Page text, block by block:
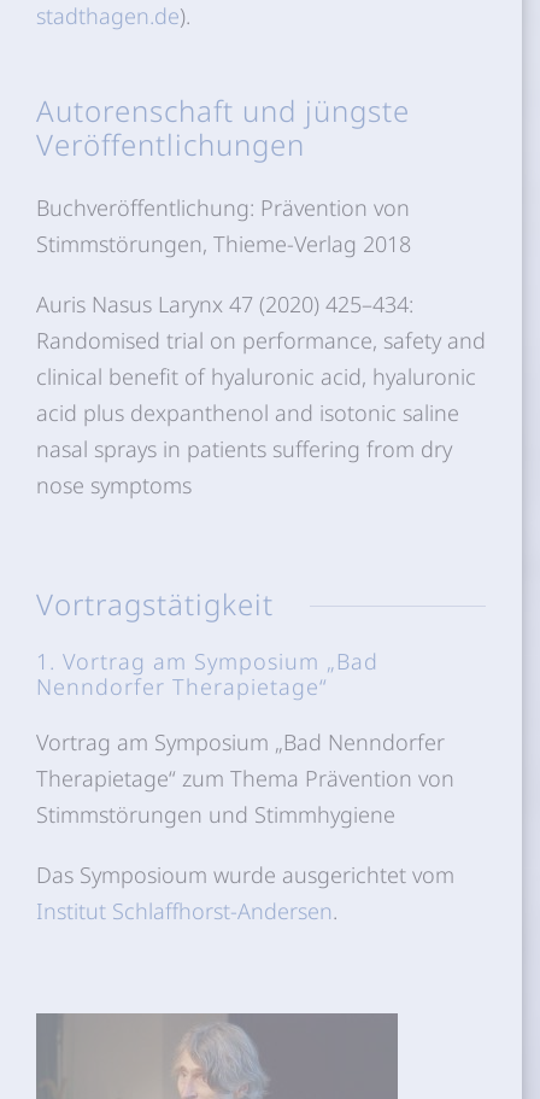
stadthagen.de).
Autorenschaft und jüngste
Veröffentlichungen
Buchveröffentlichung: Prävention von
Stimmstörungen, Thieme-Verlag 2018
Auris Nasus Larynx 47 (2020) 425–434:
Randomised trial on performance, safety and
clinical benefit of hyaluronic acid, hyaluronic
acid plus dexpanthenol and isotonic saline
nasal sprays in patients suffering from dry
nose symptoms
Vortragstätigkeit
1. Vortrag am Symposium „Bad
Nenndorfer Therapietage“
Vortrag am Symposium „Bad Nenndorfer
Therapietage“ zum Thema Prävention von
Stimmstörungen und Stimmhygiene
Das Symposioum wurde ausgerichtet vom
Institut Schlaffhorst-Andersen.